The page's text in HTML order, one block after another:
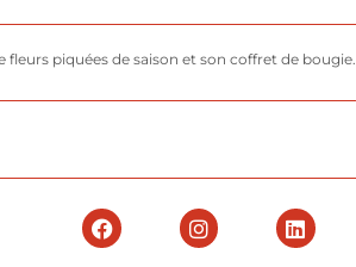
piquées de saison et son coffret de bougie.